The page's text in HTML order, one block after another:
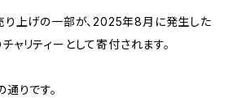
り上げの一部が、2025年8月に発生した
リティーとして寄付されます。
りです。